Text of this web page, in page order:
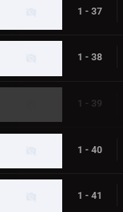
1 - 37
1 - 38
1 - 39
1 - 40
1 - 41